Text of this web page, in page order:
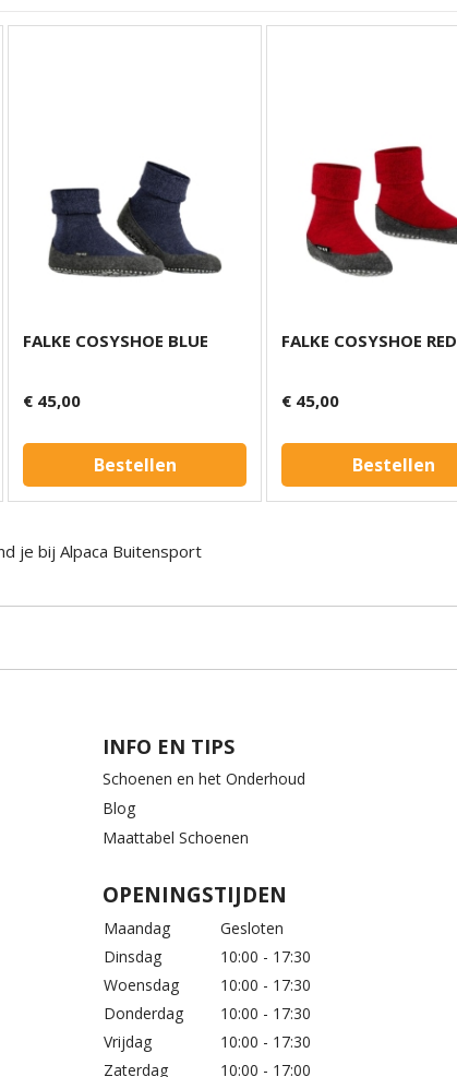
FALKE COSYSHOE BLUE
€ 45,00
Bestellen
FALKE COSYSHOE RED
€ 45,00
Bestellen
je bij Alpaca Buitensport
INFO EN TIPS
Schoenen en het Onderhoud
Blog
Maattabel Schoenen
OPENINGSTIJDEN
Maandag
Gesloten
Dinsdag
10:00 - 17:30
Woensdag
10:00 - 17:30
Donderdag
10:00 - 17:30
Vrijdag
10:00 - 17:30
Zaterdag
10:00 - 17:00